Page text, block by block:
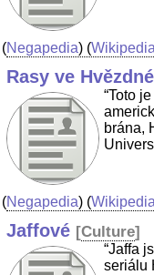
(Negapedia) (Wikipedia
Rasy ve
“Toto
brána,
(Negapedia) (Wikipedia
Jaffové [Culture]
“Jaffa
seriálu